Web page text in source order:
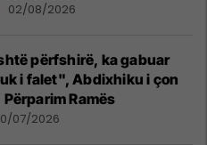
02/08/2026
përfshirë, ka gabuar
i falet", Abdixhiku i çon
Ramës
07/2026